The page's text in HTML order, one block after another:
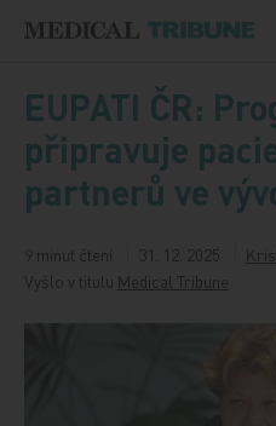
EUPATI ČR:
připravuje
partnerů ve
9 minut čtení 31. 12. 2025
Vyšlo v titulu Medical Tribune